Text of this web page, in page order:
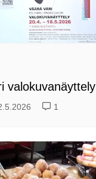
valokuvanäyttely
1